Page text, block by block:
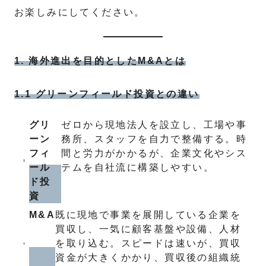
お楽しみにしてください。
1. 海外進出を目的としたM&Aとは
1.1 グリーンフィールド投資との違い
グリ
ーン
フィ
ール
ド投
資
ゼロから現地法人を設立し、工場や事
務所、スタッフを自力で整備する。時
間と労力がかかるが、企業文化やシス
テムを自社流に構築しやすい。
M&A 既に現地で事業を展開している企業を
買収し、一気に顧客基盤や設備、人材
を取り込む。スピードは速いが、買収
資金が大きくかかり、買収後の組織統